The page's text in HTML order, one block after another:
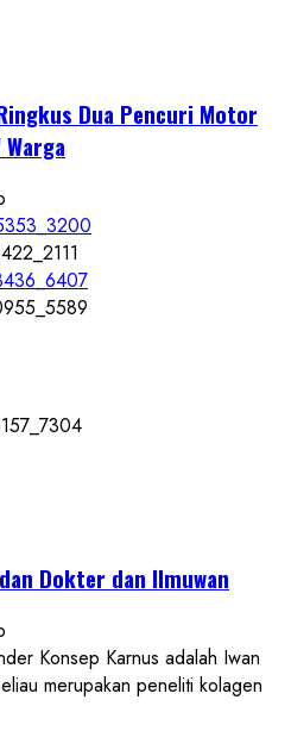
Dua Pencuri Motor
Dokter dan Ilmuwan
Konsep Karnus adalah Iwan
merupakan peneliti kolagen